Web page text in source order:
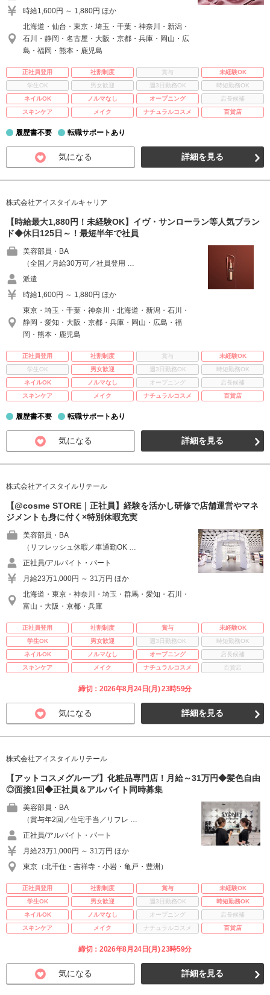
時給1,600円 ～ 1,880円 ほか
北海道・仙台・東京・埼玉・千葉・神奈川・新潟・
石川・静岡・名古屋・大阪・京都・兵庫・岡山・広
島・福岡・熊本・鹿児島
正社員登用 社割制度 賞与
未経験OK
学生OK
男女歓迎 週3日勤務OK
時短勤務OK
ネイルOK
ノルマなし オープニング
店長候補
スキンケア
メイク ナチュラルコスメ 百貨店
履歴書不要 転職サポートあり
気になる 詳細を見る
株式会社アイスタイルキャリア
【時給最大1,880円！未経験OK】イヴ・サンローラン等人気ブラン
ド◆休日125日～！最短半年で社員
美容部員・BA
（全国／月給30万可／社員登用 …
派遣
時給1,600円 ～ 1,880円 ほか
東京・埼玉・千葉・神奈川・北海道・新潟・石川・
静岡・愛知・大阪・京都・兵庫・岡山・広島・福
岡・熊本・鹿児島
正社員登用 社割制度 賞与
未経験OK
学生OK
男女歓迎 週3日勤務OK
時短勤務OK
ネイルOK
ノルマなし オープニング
店長候補
スキンケア
メイク ナチュラルコスメ 百貨店
履歴書不要 転職サポートあり
気になる 詳細を見る
株式会社アイスタイルリテール
【@cosme STORE｜正社員】経験を活かし研修で店舗運営やマネ
ジメントも身に付く×特別休暇充実
美容部員・BA
（リフレッシュ休暇／車通勤OK …
正社員/アルバイト・パート
月給23万1,000円 ～ 31万円 ほか
北海道・東京・神奈川・埼玉・群馬・愛知・石川・
富山・大阪・京都・兵庫
正社員登用 社割制度 賞与
未経験OK
学生OK
男女歓迎 週3日勤務OK
時短勤務OK
ネイルOK
ノルマなし オープニング
店長候補
スキンケア
メイク ナチュラルコスメ 百貨店
締切：2026年8月24日(月) 23時59分
気になる 詳細を見る
株式会社アイスタイルリテール
【アットコスメグループ】化粧品専門店！月給～31万円◆髪色自由
◎面接1回◆正社員＆アルバイト同時募集
美容部員・BA
（賞与年2回／住宅手当／リフレ …
正社員/アルバイト・パート
月給23万1,000円 ～ 31万円 ほか
東京（北千住・吉祥寺・小岩・亀戸・豊洲）
正社員登用 社割制度 賞与
未経験OK
学生OK
男女歓迎 週3日勤務OK
時短勤務OK
ネイルOK
ノルマなし オープニング
店長候補
スキンケア
メイク ナチュラルコスメ 百貨店
締切：2026年8月24日(月) 23時59分
気になる 詳細を見る